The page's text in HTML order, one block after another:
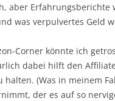
aber Erfahrungsberichte
was verpulvertes Geld
Corner könnte ich
dabei hilft den
halten. (Was in meinem
der es auf so